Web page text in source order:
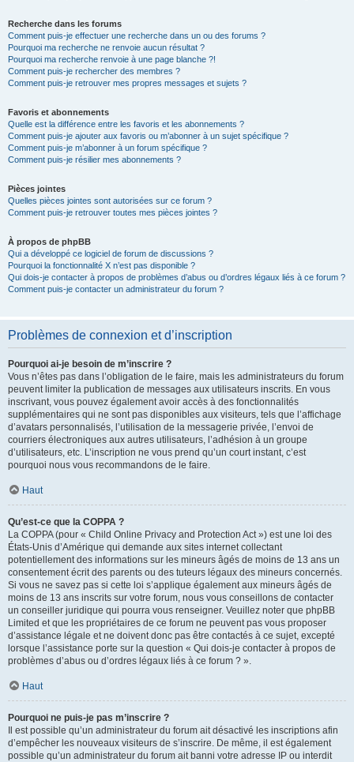
Recherche dans les forums
Comment puis-je effectuer une recherche dans un ou des forums ?
Pourquoi ma recherche ne renvoie aucun résultat ?
Pourquoi ma recherche renvoie à une page blanche ?!
Comment puis-je rechercher des membres ?
Comment puis-je retrouver mes propres messages et sujets ?
Favoris et abonnements
Quelle est la différence entre les favoris et les abonnements ?
Comment puis-je ajouter aux favoris ou m’abonner à un sujet spécifique ?
Comment puis-je m’abonner à un forum spécifique ?
Comment puis-je résilier mes abonnements ?
Pièces jointes
Quelles pièces jointes sont autorisées sur ce forum ?
Comment puis-je retrouver toutes mes pièces jointes ?
À propos de phpBB
Qui a développé ce logiciel de forum de discussions ?
Pourquoi la fonctionnalité X n’est pas disponible ?
Qui dois-je contacter à propos de problèmes d’abus ou d’ordres légaux liés à ce forum ?
Comment puis-je contacter un administrateur du forum ?
Problèmes de connexion et d’inscription
Pourquoi ai-je besoin de m’inscrire ?
Vous n’êtes pas dans l’obligation de le faire, mais les administrateurs du forum
peuvent limiter la publication de messages aux utilisateurs inscrits. En vous
inscrivant, vous pouvez également avoir accès à des fonctionnalités
supplémentaires qui ne sont pas disponibles aux visiteurs, tels que l’affichage
d’avatars personnalisés, l’utilisation de la messagerie privée, l’envoi de
courriers électroniques aux autres utilisateurs, l’adhésion à un groupe
d’utilisateurs, etc. L’inscription ne vous prend qu’un court instant, c’est
pourquoi nous vous recommandons de le faire.
Haut
Qu’est-ce que la COPPA ?
La COPPA (pour « Child Online Privacy and Protection Act ») est une loi des
États-Unis d’Amérique qui demande aux sites internet collectant
potentiellement des informations sur les mineurs âgés de moins de 13 ans un
consentement écrit des parents ou des tuteurs légaux des mineurs concernés.
Si vous ne savez pas si cette loi s’applique également aux mineurs âgés de
moins de 13 ans inscrits sur votre forum, nous vous conseillons de contacter
un conseiller juridique qui pourra vous renseigner. Veuillez noter que phpBB
Limited et que les propriétaires de ce forum ne peuvent pas vous proposer
d’assistance légale et ne doivent donc pas être contactés à ce sujet, excepté
lorsque l’assistance porte sur la question « Qui dois-je contacter à propos de
problèmes d’abus ou d’ordres légaux liés à ce forum ? ».
Haut
Pourquoi ne puis-je pas m’inscrire ?
Il est possible qu’un administrateur du forum ait désactivé les inscriptions afin
d’empêcher les nouveaux visiteurs de s’inscrire. De même, il est également
possible qu’un administrateur du forum ait banni votre adresse IP ou interdit